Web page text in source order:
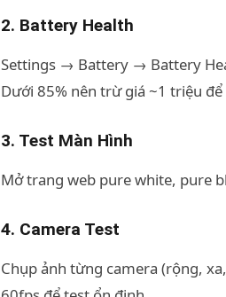
2. Battery Health
Settings → Battery → Battery
Dưới 85% nên trừ giá ~1 triệu
3. Test Màn Hình
Mở trang web pure white, pure
4. Camera Test
Chụp ảnh từng camera (rộng,